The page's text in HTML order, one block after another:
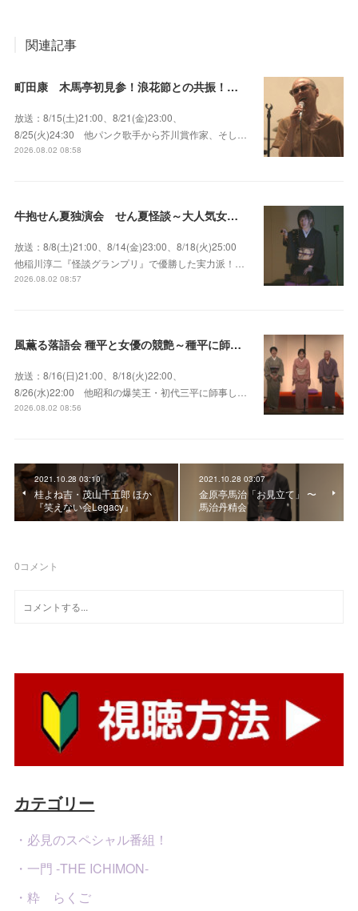
関連記事
町田康 木馬亭初見参！浪花節との共振！～マチダ地蔵尊 他
放送：8/15(土)21:00、8/21(金)23:00、
8/25(火)24:30 他パンク歌手から芥川賞作家、そし…
2026.08.02 08:58
牛抱せん夏独演会 せん夏怪談～大人気女性怪談師とっておきの背筋も凍る…
放送：8/8(土)21:00、8/14(金)23:00、8/18(火)25:00
他稲川淳二『怪談グランプリ』で優勝した実力派！…
2026.08.02 08:57
風薫る落語会 種平と女優の競艶～種平に師事した女優たちが百花繚乱に咲き誇る大人気落語会
放送：8/16(日)21:00、8/18(火)22:00、
8/26(水)22:00 他昭和の爆笑王・初代三平に師事し…
2026.08.02 08:56
2021.10.28 03:10
桂よね吉・茂山千五郎 ほか
『笑えない会Legacy』
2021.10.28 03:07
金原亭馬治「お見立て」 〜
馬治丹精会
0コメント
カテゴリー
・必見のスペシャル番組！
・一門 -THE ICHIMON-
・粋 らくご